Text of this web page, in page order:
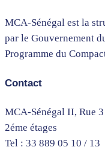
MCA-Sénégal est la
par le Gouvernement
Programme du
Contact
MCA-Sénégal II, Rue
2éme étages
Tel : 33 889 05 10 / 13